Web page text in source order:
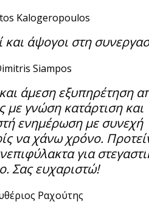
Kalogeropoulos
και άψογοι στη
Siampos
άμεση εξυπηρέτηση
με γνώση κατάρτιση και
ενημέρωση με συνεχή
να χάνω χρόνο.
για
Σας ευχαριστώ!
Ραχούτης